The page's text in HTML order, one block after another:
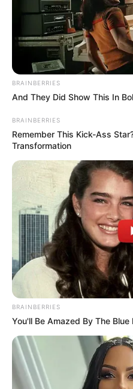
BRAINBERRIES
And They Did Show This In
BRAINBERRIES
Remember This Kick-Ass
Transformation
BRAINBERRIES
You'll Be Amazed By The